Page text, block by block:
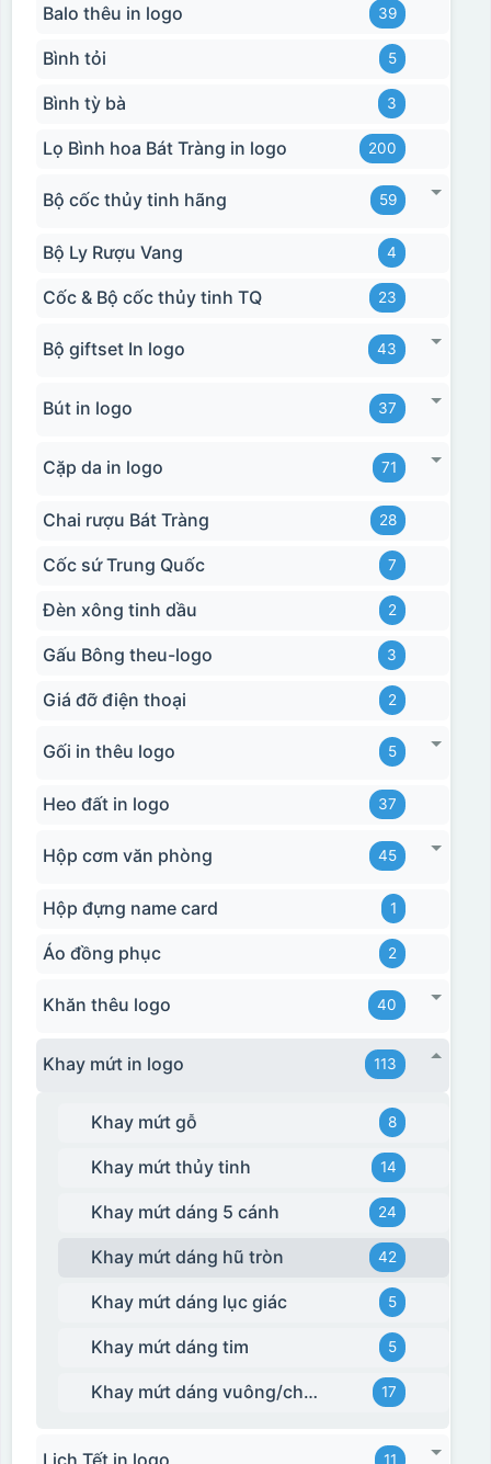
Balo thêu in logo 39
Bình tỏi 5
Bình tỳ bà 3
Lọ Bình hoa Bát Tràng in logo 200
Bộ cốc thủy tinh hãng 59
Bộ Ly Rượu Vang 4
Cốc & Bộ cốc thủy tinh TQ 23
Bộ giftset In logo 43
Bút in logo 37
Cặp da in logo 71
Chai rượu Bát Tràng 28
Cốc sứ Trung Quốc 7
Đèn xông tinh dầu 2
Gấu Bông theu-logo 3
Giá đỡ điện thoại 2
Gối in thêu logo 5
Heo đất in logo 37
Hộp cơm văn phòng 45
Hộp đựng name card 1
Áo đồng phục 2
Khăn thêu logo 40
Khay mứt in logo 113
Khay mứt gỗ 8
Khay mứt thủy tinh 14
Khay mứt dáng 5 cánh 24
Khay mứt dáng hũ tròn 42
Khay mứt dáng lục giác 5
Khay mứt dáng tim 5
Khay mứt dáng vuông/chữ nhật 17
11